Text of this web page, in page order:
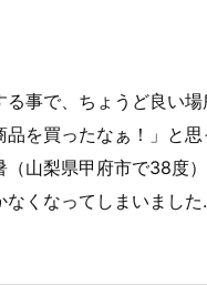
る事で、ちょうど良い
品を買ったなぁ！」と
（山梨県甲府市で38度
くなってしまいました